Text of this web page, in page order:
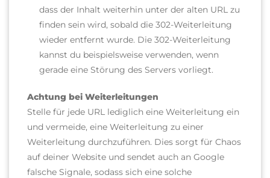
dass der Inhalt weiterhin unter der alten URL zu
finden sein wird, sobald die 302-Weiterleitung
wieder entfernt wurde. Die 302-Weiterleitung
kannst du beispielsweise verwenden, wenn
gerade eine Störung des Servers vorliegt.
Achtung bei Weiterleitungen
Stelle für jede URL lediglich eine Weiterleitung ein
und vermeide, eine Weiterleitung zu einer
Weiterleitung durchzuführen. Dies sorgt für Chaos
auf deiner Website und sendet auch an Google
falsche Signale, sodass sich eine solche